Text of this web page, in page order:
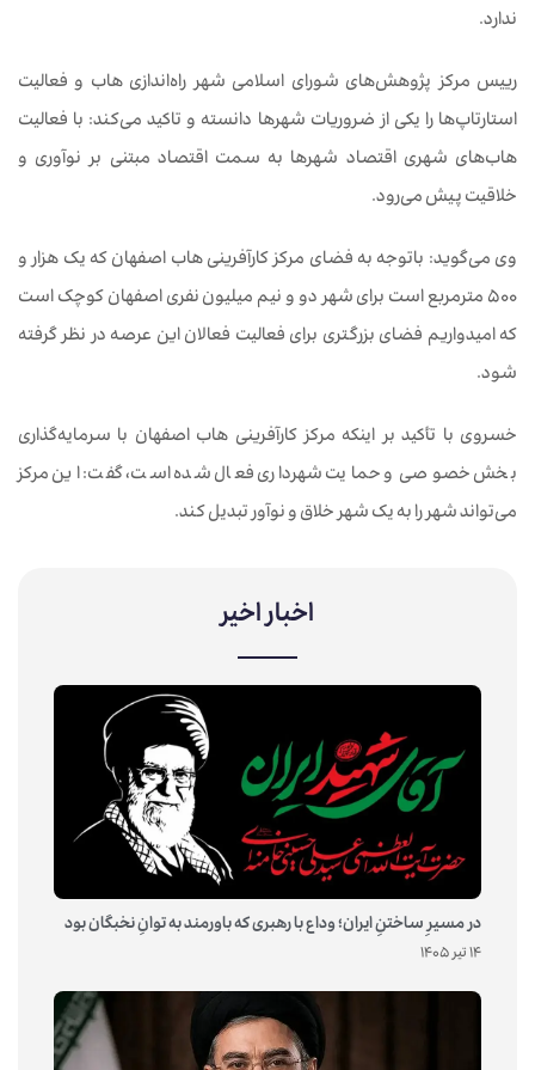
اخبار اخیر
در مسیرِ ساختنِ ایران؛ وداع با رهبری که باورمند به توانِ نخبگان بود
14 تیر 1405
ندارد.
رییس مرکز پژوهش‌های شورای اسلامی شهر راه‌اندازی هاب و فعالیت
استارتاپ‌ها را یکی از ضروریات شهرها دانسته و تاکید می‌کند: با فعالیت
هاب‌های شهری اقتصاد شهرها به سمت اقتصاد مبتنی بر نوآوری و
خلاقیت پیش می‌رود.
وی می‌گوید: باتوجه به فضای مرکز کارآفرینی هاب اصفهان که یک هزار و
۵۰۰ مترمربع است برای شهر دو و نیم میلیون نفری اصفهان کوچک است
که امیدواریم فضای بزرگتری برای فعالیت فعالان این عرصه در نظر گرفته
شود.
خسروی با تأکید بر اینکه مرکز کارآفرینی هاب اصفهان با سرمایه‌گذاری
بخش خصوصی و حمایت شهرداری فعال شده است، گفت: این مرکز
می‌تواند شهر را به یک شهر خلاق و نوآور تبدیل کند.